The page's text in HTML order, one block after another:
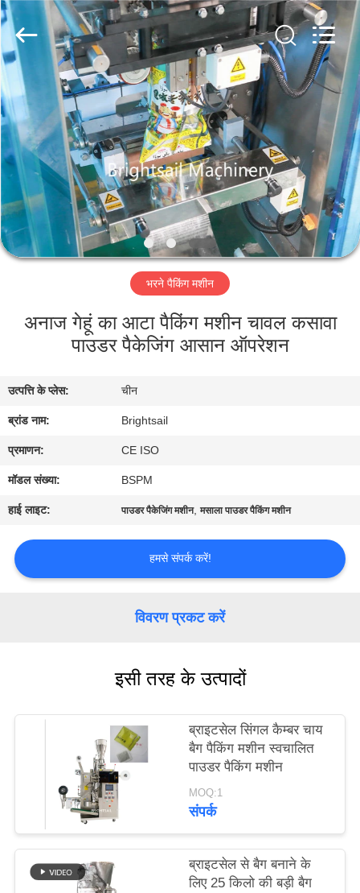
घर
उत्पादों
वीडियो
हमारे
बारे
कारखाना
गुणवत्ता
नियंत्रण
संपर्क
समाचार
PRIVACY
POLICY
Jiangyin
Brightsail
Machinery
Co.,Ltd..
Rights
Reserved.
भरने पैकिंग मशीन
अनाज गेहूं का आटा पैकिंग मशीन चावल कसावा
पाउडर पैकेजिंग आसान ऑपरेशन
उत्पत्ति के प्लेस: चीन
ब्रांड नाम: Brightsail
प्रमाणन: CE ISO
मॉडल संख्या: BSPM
हाई लाइट: पाउडर पैकेजिंग मशीन,मसाला पाउडर पैकिंग मशीन
हमसे संपर्क करें!
विवरण प्रकट करें
इसी तरह के उत्पादों
ब्राइटसेल सिंगल कैम्बर चाय
बैग पैकिंग मशीन स्वचालित
पाउडर पैकिंग मशीन
MOQ:1
संपर्क
ब्राइटसेल से बैग बनाने के
लिए 25 किलो की बड़ी बैग